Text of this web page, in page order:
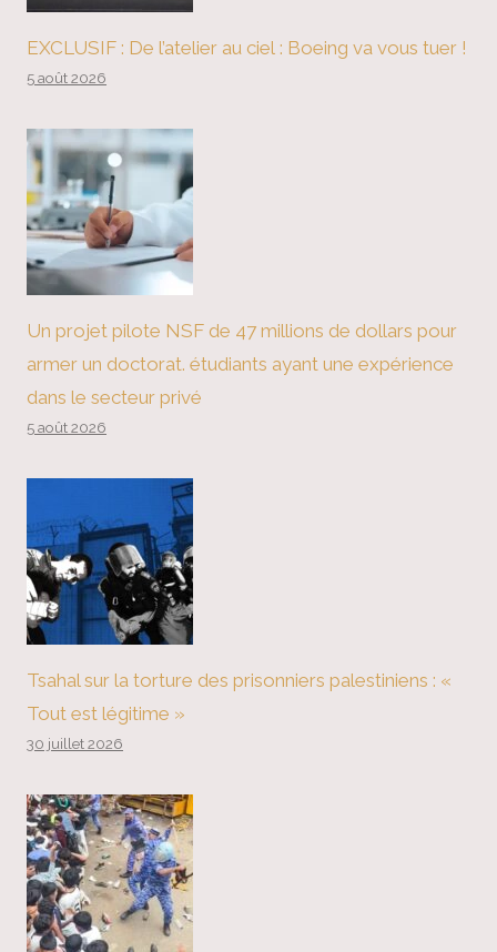
EXCLUSIF : De l’atelier au ciel : Boeing va vous tuer !
5 août 2026
Un projet pilote NSF de 47 millions de dollars pour
armer un doctorat. étudiants ayant une expérience
dans le secteur privé
5 août 2026
Tsahal sur la torture des prisonniers palestiniens : «
Tout est légitime »
30 juillet 2026